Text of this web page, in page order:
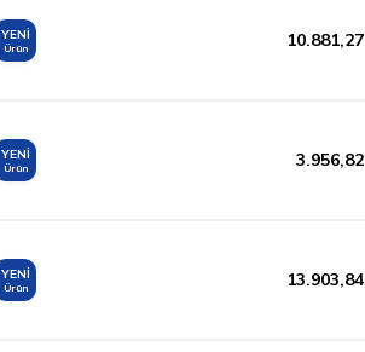
YENI
Ürün 10.881,27
YENI
Ürün 3.956,82
YENI
Ürün 13.903,84